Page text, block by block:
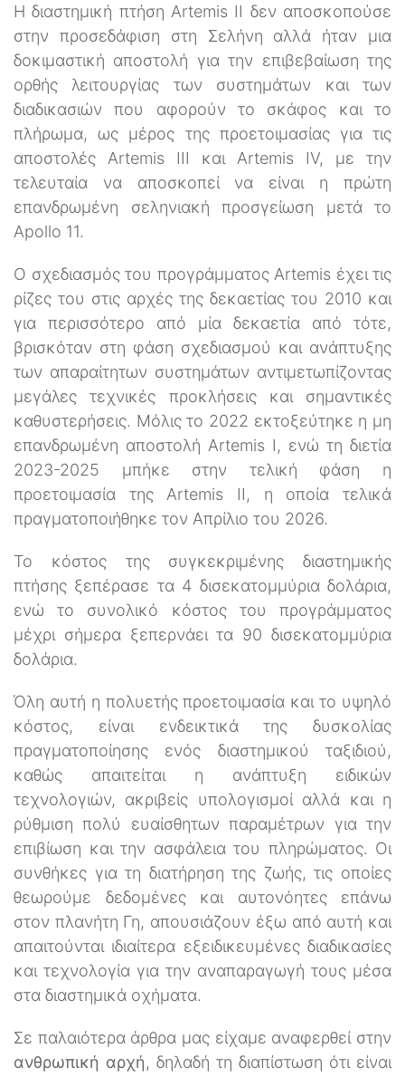
Η διαστημική πτήση Artemis II δεν αποσκοπούσε
στην προσεδάφιση στη Σελήνη αλλά ήταν μια
δοκιμαστική αποστολή για την επιβεβαίωση της
ορθής λειτουργίας των συστημάτων και των
διαδικασιών που αφορούν το σκάφος και το
πλήρωμα, ως μέρος της προετοιμασίας για τις
αποστολές Artemis III και Artemis IV, με την
τελευταία να αποσκοπεί να είναι η πρώτη
επανδρωμένη σεληνιακή προσγείωση μετά το
Apollo 11.
Ο σχεδιασμός του προγράμματος Artemis έχει τις
ρίζες του στις αρχές της δεκαετίας του 2010 και
για περισσότερο από μία δεκαετία από τότε,
βρισκόταν στη φάση σχεδιασμού και ανάπτυξης
των απαραίτητων συστημάτων αντιμετωπίζοντας
μεγάλες τεχνικές προκλήσεις και σημαντικές
καθυστερήσεις. Μόλις το 2022 εκτοξεύτηκε η μη
επανδρωμένη αποστολή Artemis I, ενώ τη διετία
2023-2025 μπήκε στην τελική φάση η
προετοιμασία της Artemis II, η οποία τελικά
πραγματοποιήθηκε τον Απρίλιο του 2026.
Το κόστος της συγκεκριμένης διαστημικής
πτήσης ξεπέρασε τα 4 δισεκατομμύρια δολάρια,
ενώ το συνολικό κόστος του προγράμματος
μέχρι σήμερα ξεπερνάει τα 90 δισεκατομμύρια
δολάρια.
Όλη αυτή η πολυετής προετοιμασία και το υψηλό
κόστος, είναι ενδεικτικά της δυσκολίας
πραγματοποίησης ενός διαστημικού ταξιδιού,
καθώς απαιτείται η ανάπτυξη ειδικών
τεχνολογιών, ακριβείς υπολογισμοί αλλά και η
ρύθμιση πολύ ευαίσθητων παραμέτρων για την
επιβίωση και την ασφάλεια του πληρώματος. Οι
συνθήκες για τη διατήρηση της ζωής, τις οποίες
θεωρούμε δεδομένες και αυτονόητες επάνω
στον πλανήτη Γη, απουσιάζουν έξω από αυτή και
απαιτούνται ιδιαίτερα εξειδικευμένες διαδικασίες
και τεχνολογία για την αναπαραγωγή τους μέσα
στα διαστημικά οχήματα.
Σε παλαιότερα άρθρα μας είχαμε αναφερθεί στην
ανθρωπική αρχή, δηλαδή τη διαπίστωση ότι είναι